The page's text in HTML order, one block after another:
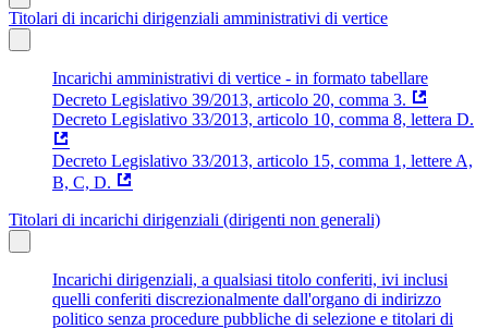
Titolari di incarichi dirigenziali amministrativi di vertice
Incarichi amministrativi di vertice - in formato tabellare
Decreto Legislativo 39/2013, articolo 20, comma 3.
Decreto Legislativo 33/2013, articolo 10, comma 8, lettera D.
Decreto Legislativo 33/2013, articolo 15, comma 1, lettere A,
B, C, D.
Titolari di incarichi dirigenziali (dirigenti non generali)
Incarichi dirigenziali, a qualsiasi titolo conferiti, ivi inclusi
quelli conferiti discrezionalmente dall'organo di indirizzo
politico senza procedure pubbliche di selezione e titolari di